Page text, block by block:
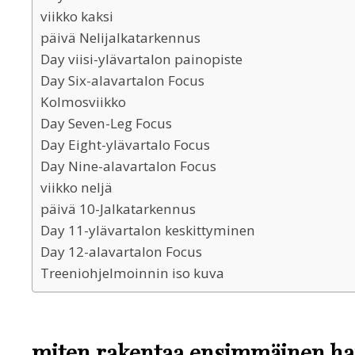
viikko kaksi
päivä Nelijalkatarkennus
Day viisi-ylävartalon painopiste
Day Six-alavartalon Focus
Kolmosviikko
Day Seven-Leg Focus
Day Eight-ylävartalo Focus
Day Nine-alavartalon Focus
viikko neljä
päivä 10-Jalkatarkennus
Day 11-ylävartalon keskittyminen
Day 12-alavartalon Focus
Treeniohjelmoinnin iso kuva